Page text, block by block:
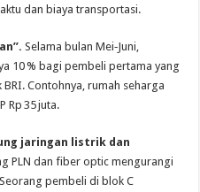
dan biaya transportasi.
Selama bulan Mei‑Juni,
10 % bagi pembeli pertama yang
Contohnya, rumah seharga
Rp 35 juta.
jaringan listrik dan
PLN dan fiber optic mengurangi
pembeli di blok C